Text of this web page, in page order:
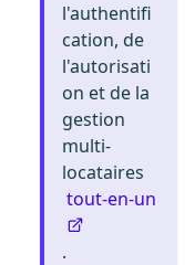
l'authentifi
cation, de
l'autorisati
on et de la
gestion
multi-
locataires
tout-en-un
.